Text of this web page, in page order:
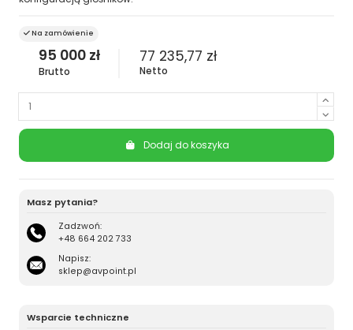
Na zamówienie
95 000 zł
Brutto
77 235,77 zł
Netto
Dodaj do koszyka
Masz pytania?
Zadzwoń:
+48 664 202 733
Napisz:
sklep@avpoint.pl
Wsparcie techniczne